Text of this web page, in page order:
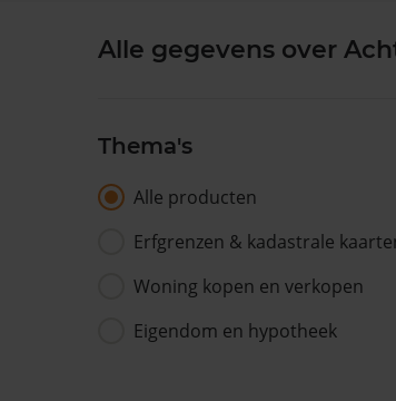
Alle gegevens over
Thema's
Alle producten
Erfgrenzen & kadastrale
Woning kopen en verkopen
Eigendom en hypotheek